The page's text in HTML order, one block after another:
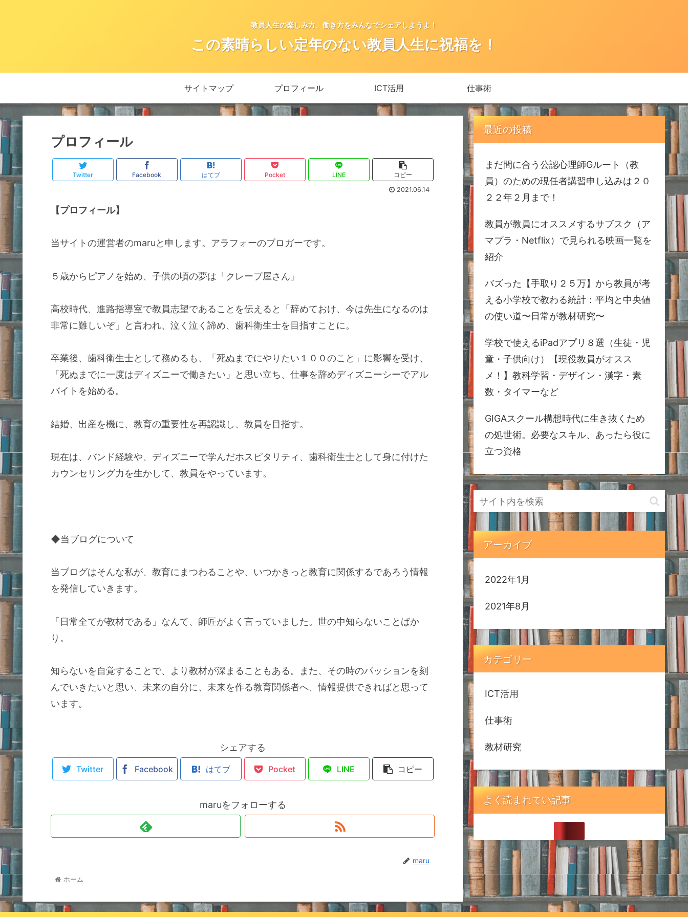
教員人生の楽しみ方、働き方をみんなでシェアしようよ！
この素晴らしい定年のない教員人生に祝福を！
サイトマップ プロフィール ICT活用 仕事術
プロフィール
Twitter Facebook はてブ Pocket LINE
コピー
2021.06.14
【プロフィール】
当サイトの運営者のmaruと申します。アラフォーのブロガーです。
５歳からピアノを始め、子供の頃の夢は「クレープ屋さん」
高校時代、進路指導室で教員志望であることを伝えると「辞めておけ、今は先生になるのは
非常に難しいぞ」と言われ、泣く泣く諦め、歯科衛生士を目指すことに。
卒業後、歯科衛生士として務めるも、「死ぬまでにやりたい１００のこと」に影響を受け、
「死ぬまでに一度はディズニーで働きたい」と思い立ち、仕事を辞めディズニーシーでアル
バイトを始める。
結婚、出産を機に、教育の重要性を再認識し、教員を目指す。
現在は、バンド経験や、ディズニーで学んだホスピタリティ、歯科衛生士として身に付けた
カウンセリング力を生かして、教員をやっています。
◆当ブログについて
当ブログはそんな私が、教育にまつわることや、いつかきっと教育に関係するであろう情報
を発信していきます。
「日常全てが教材である」なんて、師匠がよく言っていました。世の中知らないことばか
り。
知らないを自覚することで、より教材が深まることもある。また、その時のパッションを刻
んでいきたいと思い、未来の自分に、未来を作る教育関係者へ、情報提供できればと思って
います。
シェアする
Twitter Facebook はてブ Pocket LINE コピー
maruをフォローする
maru
ホーム
最近の投稿
まだ間に合う公認心理師Gルート（教
員）のための現任者講習申し込みは２０
２２年２月まで！
教員が教員にオススメするサブスク（ア
マプラ・Netflix）で見られる映画一覧を
紹介
バズった【手取り２５万】から教員が考
える小学校で教わる統計：平均と中央値
の使い道〜日常が教材研究〜
学校で使えるiPadアプリ８選（生徒・児
童・子供向け）【現役教員がオスス
メ！】教科学習・デザイン・漢字・素
数・タイマーなど
GIGAスクール構想時代に生き抜くため
の処世術。必要なスキル、あったら役に
立つ資格
アーカイブ
2022年1月
2021年8月
カテゴリー
ICT活用
仕事術
教材研究
よく読まれてい記事